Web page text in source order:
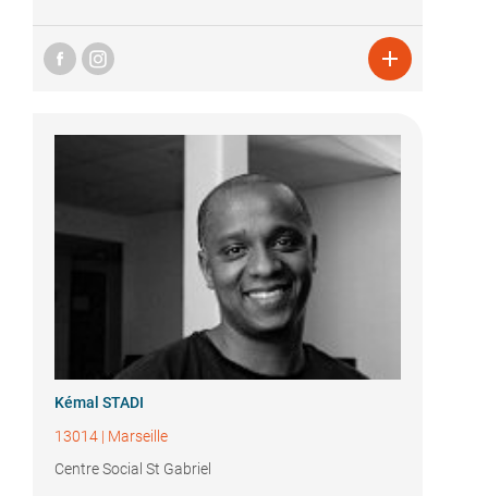

Kémal STADI
13014 | Marseille
Centre Social St Gabriel